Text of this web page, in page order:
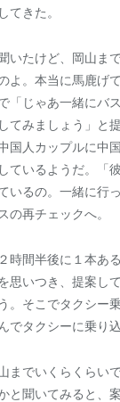
てきた。
いたけど、岡山ま
よ。本当に馬鹿げ
「じゃあ一緒にバ
てみましょう」と
国人カップルに中
ているようだ。「
いるの。一緒に行
の再チェックへ。
時間半後に１本あ
思いつき、提案し
。そこでタクシー
でタクシーに乗り込
までいくらくらい
と聞いてみると、